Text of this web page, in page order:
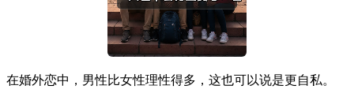
在婚外恋中，男性比女性理性得多，这也可以说是更自私。